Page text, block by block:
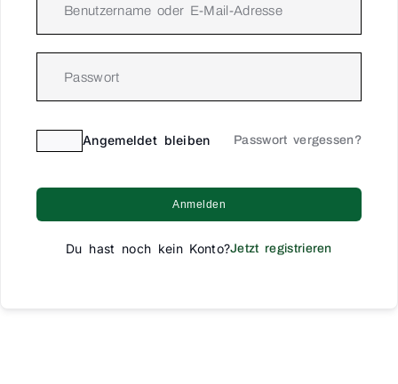
Angemeldet bleiben Passwort vergessen?
Anmelden
Du hast noch kein Konto?Jetzt registrieren